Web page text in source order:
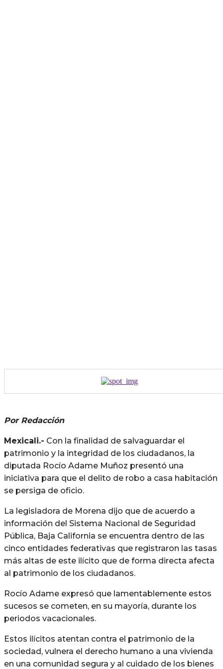
Por Redacción
Mexicali.- Con la finalidad de salvaguardar el
patrimonio y la integridad de los ciudadanos, la
diputada Rocío Adame Muñoz presentó una
iniciativa para que el delito de robo a casa habitación
se persiga de oficio.
La legisladora de Morena dijo que de acuerdo a
información del Sistema Nacional de Seguridad
Pública, Baja California se encuentra dentro de las
cinco entidades federativas que registraron las tasas
más altas de este ilícito que de forma directa afecta
al patrimonio de los ciudadanos.
Rocío Adame expresó que lamentablemente estos
sucesos se cometen, en su mayoría, durante los
periodos vacacionales.
Estos ilícitos atentan contra el patrimonio de la
sociedad, vulnera el derecho humano a una vivienda
en una comunidad segura y al cuidado de los bienes